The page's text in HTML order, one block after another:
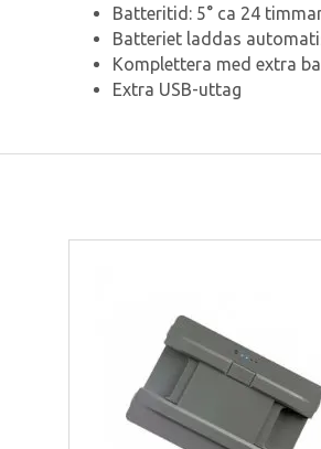
Batteritid: 5° ca 24
Batteriet laddas
Komplettera med extra
Extra USB-uttag